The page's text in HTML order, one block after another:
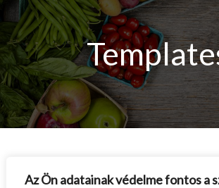
Az Ön adatainak védelme fontos a